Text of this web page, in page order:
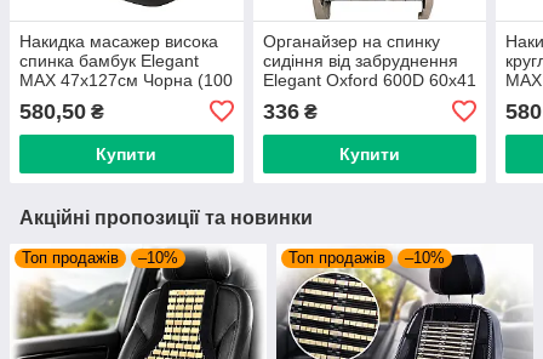
Накидка масажер висока
спинка бамбук Elegant
MAX 47х127см Чорна (100
580,50 ₴
Купити
Органайзер на спинку
сидіння від забруднення
Elegant Oxford 600D 60x41
336₴
Купити
Акційні пропозиції та новинки
Топ продажів –10% Топ продажів –10%